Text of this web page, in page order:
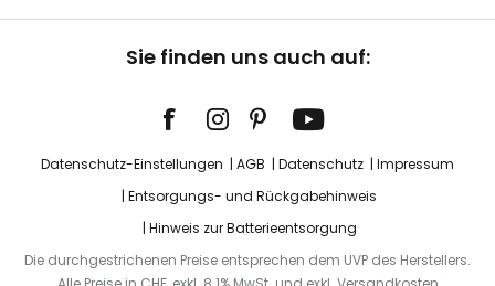
Sie finden uns auch auf:
Datenschutz-Einstellungen AGB Datenschutz
Impressum
Entsorgungs- und Rückgabehinweis
Hinweis zur Batterieentsorgung
Die durchgestrichenen Preise entsprechen dem UVP des Herstellers.